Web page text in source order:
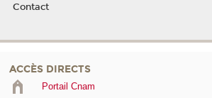
Contact
ACCÈS DIRECTS
Portail Cnam